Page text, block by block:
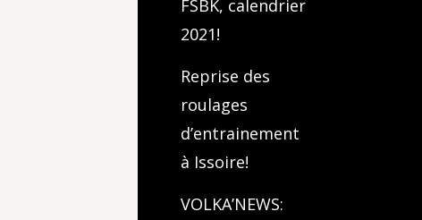
FSBK, calendrier
2021!
Reprise des
roulages
d’entrainement
à Issoire!
VOLKA’NEWS: